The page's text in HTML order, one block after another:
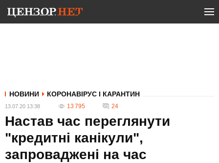
НОВИНИ КОРОНАВІРУС І КАРАНТИН
13.07.20 13:38 13 795 24
Настав час переглянути
"кредитні канікули",
запроваджені на час